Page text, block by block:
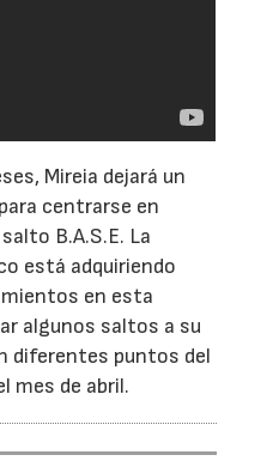
Mireia dejará un
centrarse en
B.A.S.E. La
está adquiriendo
en esta
algunos saltos a su
diferentes puntos del
mes de abril.